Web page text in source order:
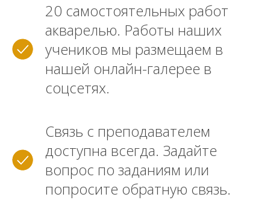
20 самостоятельных работ
акварелью. Работы наших
учеников мы размещаем в
нашей онлайн-галерее в
соцсетях.
Связь с преподавателем
доступна всегда. Задайте
вопрос по заданиям или
попросите обратную связь.